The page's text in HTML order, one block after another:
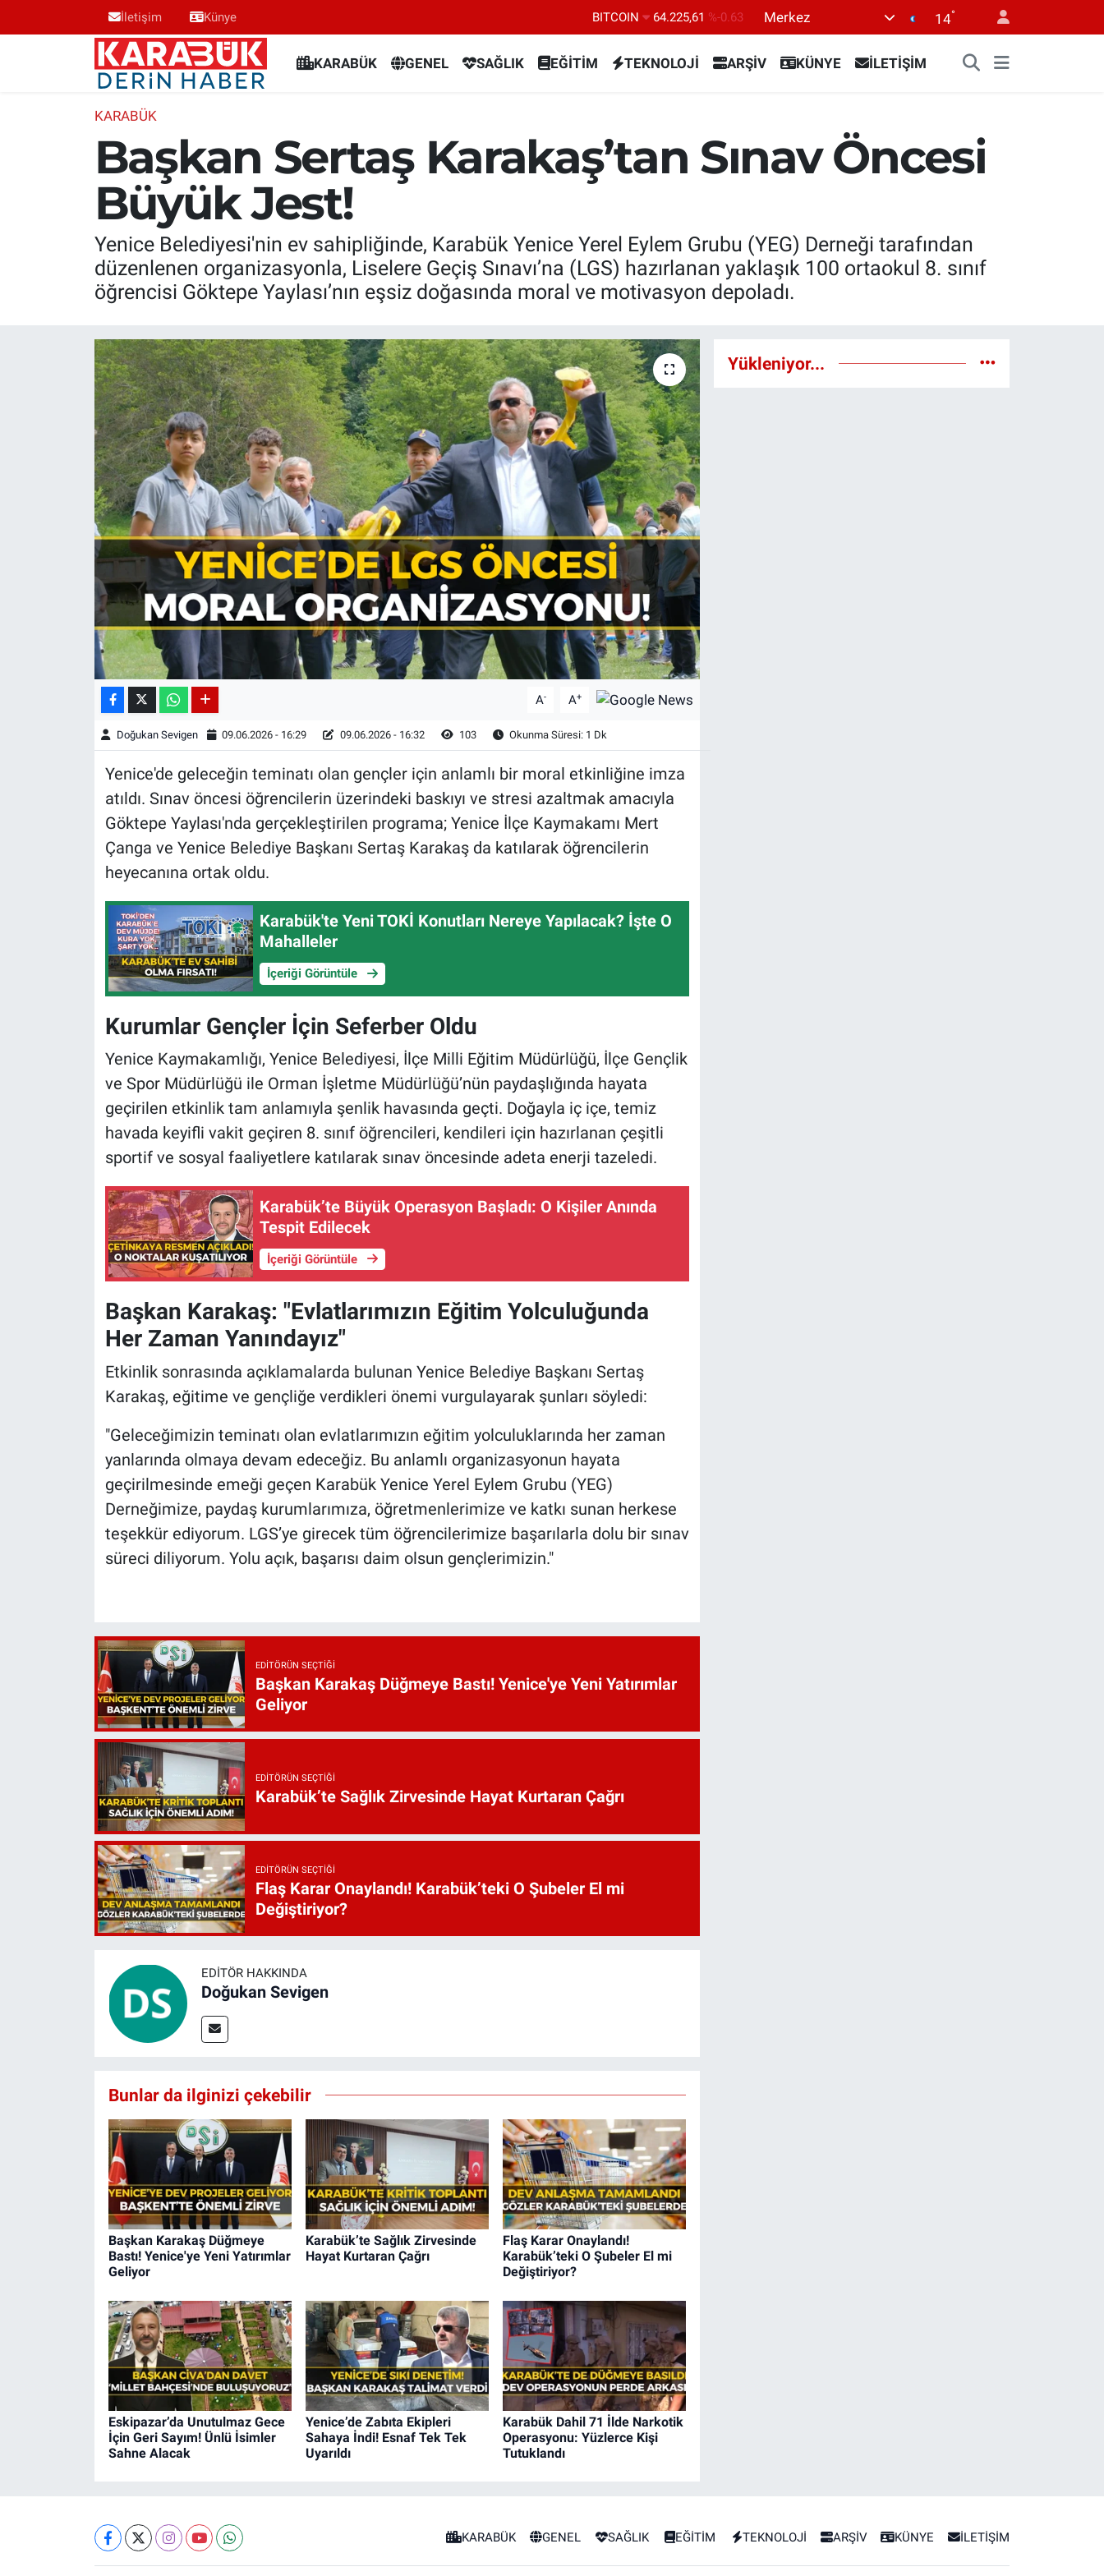
İletişim Künye BITCOIN 64.225,61 %-0.63
GRAM ALTIN
BİST100
13.799 %70
Merkez 14°
KARABÜK GENEL SAĞLIK EĞİTİM TEKNOLOJİ ARŞİV KÜNYE İLETİŞİM
KARABÜK
Başkan Sertaş Karakaş’tan Sınav Öncesi
Büyük Jest!
Yenice Belediyesi'nin ev sahipliğinde, Karabük Yenice Yerel Eylem Grubu (YEG) Derneği tarafından
düzenlenen organizasyonla, Liselere Geçiş Sınavı’na (LGS) hazırlanan yaklaşık 100 ortaokul 8. sınıf
öğrencisi Göktepe Yaylası’nın eşsiz doğasında moral ve motivasyon depoladı.
A- A+
Doğukan Sevigen 09.06.2026 - 16:29 09.06.2026 - 16:32 103 Okunma Süresi: 1 Dk
Yenice'de geleceğin teminatı olan gençler için anlamlı bir moral etkinliğine imza
atıldı. Sınav öncesi öğrencilerin üzerindeki baskıyı ve stresi azaltmak amacıyla
Göktepe Yaylası'nda gerçekleştirilen programa; Yenice İlçe Kaymakamı Mert
Çanga ve Yenice Belediye Başkanı Sertaş Karakaş da katılarak öğrencilerin
heyecanına ortak oldu.
Karabük'te Yeni TOKİ Konutları Nereye Yapılacak? İşte O
Mahalleler
İçeriği Görüntüle
Kurumlar Gençler İçin Seferber Oldu
Yenice Kaymakamlığı, Yenice Belediyesi, İlçe Milli Eğitim Müdürlüğü, İlçe Gençlik
ve Spor Müdürlüğü ile Orman İşletme Müdürlüğü’nün paydaşlığında hayata
geçirilen etkinlik tam anlamıyla şenlik havasında geçti. Doğayla iç içe, temiz
havada keyifli vakit geçiren 8. sınıf öğrencileri, kendileri için hazırlanan çeşitli
sportif ve sosyal faaliyetlere katılarak sınav öncesinde adeta enerji tazeledi.
Karabük’te Büyük Operasyon Başladı: O Kişiler Anında
Tespit Edilecek
İçeriği Görüntüle
Başkan Karakaş: "Evlatlarımızın Eğitim Yolculuğunda
Her Zaman Yanındayız"
Etkinlik sonrasında açıklamalarda bulunan Yenice Belediye Başkanı Sertaş
Karakaş, eğitime ve gençliğe verdikleri önemi vurgulayarak şunları söyledi:
"Geleceğimizin teminatı olan evlatlarımızın eğitim yolculuklarında her zaman
yanlarında olmaya devam edeceğiz. Bu anlamlı organizasyonun hayata
geçirilmesinde emeği geçen Karabük Yenice Yerel Eylem Grubu (YEG)
Derneğimize, paydaş kurumlarımıza, öğretmenlerimize ve katkı sunan herkese
teşekkür ediyorum. LGS’ye girecek tüm öğrencilerimize başarılarla dolu bir sınav
süreci diliyorum. Yolu açık, başarısı daim olsun gençlerimizin."
EDITÖRÜN SEÇTIĞI
Başkan Karakaş Düğmeye Bastı! Yenice'ye Yeni Yatırımlar
Geliyor
EDITÖRÜN SEÇTIĞI
Karabük’te Sağlık Zirvesinde Hayat Kurtaran Çağrı
EDITÖRÜN SEÇTIĞI
Flaş Karar Onaylandı! Karabük’teki O Şubeler El mi
Değiştiriyor?
EDITÖR HAKKINDA
Doğukan Sevigen
Bunlar da ilginizi çekebilir
Başkan Karakaş Düğmeye
Bastı! Yenice'ye Yeni Yatırımlar
Geliyor
Karabük’te Sağlık Zirvesinde
Hayat Kurtaran Çağrı
Flaş Karar Onaylandı!
Karabük’teki O Şubeler El mi
Değiştiriyor?
Eskipazar’da Unutulmaz Gece
İçin Geri Sayım! Ünlü İsimler
Sahne Alacak
Yenice’de Zabıta Ekipleri
Sahaya İndi! Esnaf Tek Tek
Uyarıldı
Karabük Dahil 71 İlde Narkotik
Operasyonu: Yüzlerce Kişi
Tutuklandı
Yükleniyor...
KARABÜK GENEL SAĞLIK EĞİTİM TEKNOLOJİ ARŞİV KÜNYE İLETİŞİM
Karabük Nöbetçi Eczaneler
Karabük Hava Durumu
Karabük Trafik Yoğunluk Haritası
Süper Lig Puan Durumu ve Fikstür
Son Dakika Haberleri